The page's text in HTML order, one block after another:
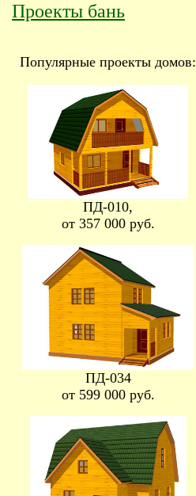
Проекты бань
Популярные проекты домов:
ПД-010,
от 357 000 руб.
ПД-034
от 599 000 руб.